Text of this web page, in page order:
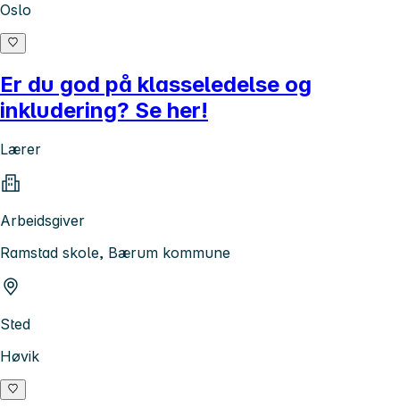
Oslo
Er du god på klasseledelse og
inkludering? Se her!
Lærer
Arbeidsgiver
Ramstad skole, Bærum kommune
Sted
Høvik